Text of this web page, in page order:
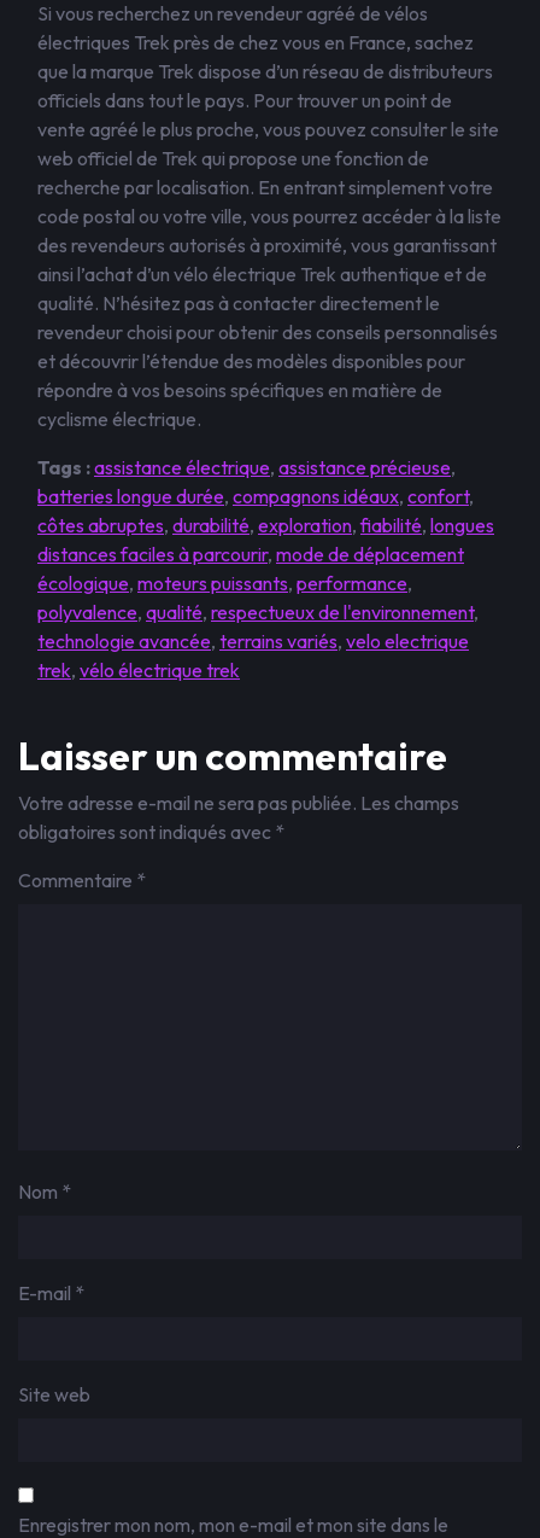
Si vous recherchez un revendeur agréé de vélos
électriques Trek près de chez vous en France, sachez
que la marque Trek dispose d’un réseau de distributeurs
officiels dans tout le pays. Pour trouver un point de
vente agréé le plus proche, vous pouvez consulter le site
web officiel de Trek qui propose une fonction de
recherche par localisation. En entrant simplement votre
code postal ou votre ville, vous pourrez accéder à la liste
des revendeurs autorisés à proximité, vous garantissant
ainsi l’achat d’un vélo électrique Trek authentique et de
qualité. N’hésitez pas à contacter directement le
revendeur choisi pour obtenir des conseils personnalisés
et découvrir l’étendue des modèles disponibles pour
répondre à vos besoins spécifiques en matière de
cyclisme électrique.
Tags :assistance électrique, assistance précieuse,
batteries longue durée, compagnons idéaux, confort,
côtes abruptes, durabilité, exploration,fiabilité, longues
distances faciles à parcourir, mode de déplacement
écologique, moteurs puissants, performance,
polyvalence, qualité, respectueux de l'environnement,
technologie avancée, terrains variés, velo electrique
trek, vélo électrique trek
Laisser un commentaire
Votre adresse e-mail ne sera pas publiée. Les champs
obligatoires sont indiqués avec *
Commentaire *
Nom *
E-mail *
Site web
Enregistrer mon nom, mon e-mail et mon site dans le